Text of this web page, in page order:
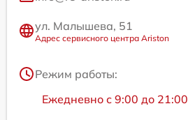
ул. Малышева, 51
Адрес сервисного центра Ariston
Режим работы:
Ежедневно с 9:00 до 21:00